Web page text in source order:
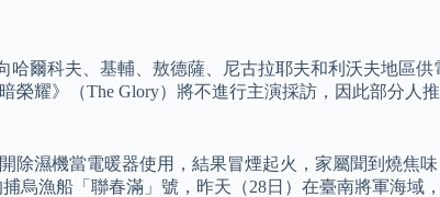
爾科夫、基輔、敖德薩、尼古拉耶夫和利沃夫地區
耀》（The Glory）將不進行主演採訪，因此部分人
濕機當電暖器使用，結果冒煙起火，家屬聞到燒焦
烏漁船「聯春滿」號，昨天（28日）在臺南將軍海域